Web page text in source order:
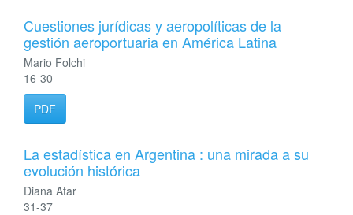
Cuestiones jurídicas y aeropolíticas de la
gestión aeroportuaria en América Latina
Mario Folchi
16-30
PDF
La estadística en Argentina : una mirada a su
evolución histórica
Diana Atar
31-37